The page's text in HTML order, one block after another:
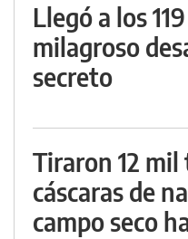
Llegó a los
milagroso
secreto
Tiraron 12
cáscaras de
campo seco